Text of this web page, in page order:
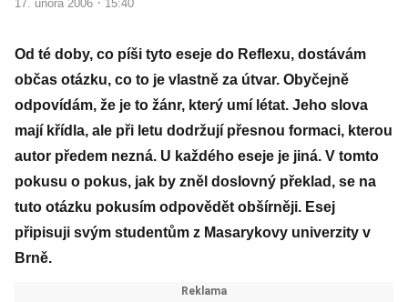
17. února 2006 15:40
Od té doby, co píši tyto eseje do Reflexu, dostávám
občas otázku, co to je vlastně za útvar. Obyčejně
odpovídám, že je to žánr, který umí létat. Jeho slova
mají křídla, ale při letu dodržují přesnou formaci, kterou
autor předem nezná. U každého eseje je jiná. V tomto
pokusu o pokus, jak by zněl doslovný překlad, se na
tuto otázku pokusím odpovědět obšírněji. Esej
připisuji svým studentům z Masarykovy univerzity v
Brně.